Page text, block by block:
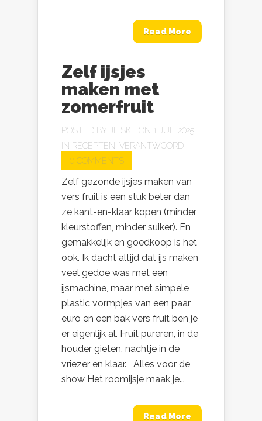
Read More
Zelf ijsjes
maken met
zomerfruit
POSTED BY JITSKE ON 1 JUL, 2025
IN RECEPTEN, VERANTWOORD
0 COMMENTS
Zelf gezonde ijsjes maken van
vers fruit is een stuk beter dan
ze kant-en-klaar kopen (minder
kleurstoffen, minder suiker). En
gemakkelijk en goedkoop is het
ook. Ik dacht altijd dat ijs maken
veel gedoe was met een
ijsmachine, maar met simpele
plastic vormpjes van een paar
euro en een bak vers fruit ben je
er eigenlijk al. Fruit pureren, in de
houder gieten, nachtje in de
vriezer en klaar. Alles voor de
show Het roomijsje maak je...
Read More